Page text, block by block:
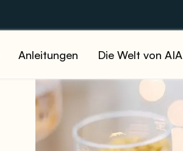
Anleitungen Die Welt von AIA